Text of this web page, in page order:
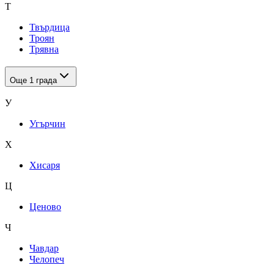
Т
Твърдица
Троян
Трявна
Още 1 града
У
Угърчин
Х
Хисаря
Ц
Ценово
Ч
Чавдар
Челопеч